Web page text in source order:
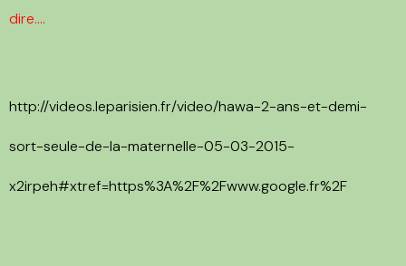
dire....
http://videos.leparisien.fr/video/hawa-2-ans-et-demi-
sort-seule-de-la-maternelle-05-03-2015-
x2irpeh#xtref=https%3A%2F%2Fwww.google.fr%2F